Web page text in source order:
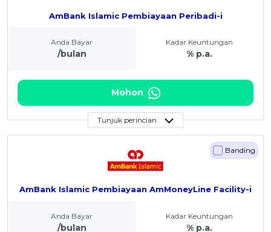
AmBank Islamic Pembiayaan Peribadi-i
Anda Bayar
/bulan
Kadar Keuntungan
% p.a.
Mohon
Tunjuk perincian
AmBank Islamic Pembiayaan AmMoneyLine Facility-i
Banding
Anda Bayar
/bulan
Kadar Keuntungan
% p.a.